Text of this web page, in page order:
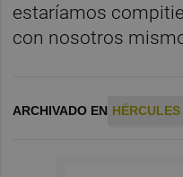
estaríamos
con nosotros
ARCHIVADO EN HÉRCULES